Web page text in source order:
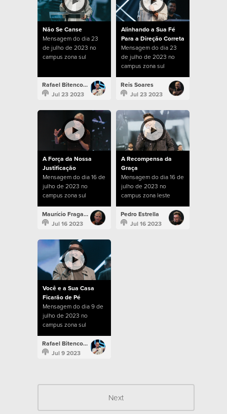
Não Se Canse
Mensagem do dia 23
de julho de 2023 no
campus zona sul
Rafael Bitencourt
Jul 23 2023
Alinhando a Sua Fé
Para a Direção Correta
Mensagem do dia 23
de julho de 2023 no
campus zona sul
Reis Soares
Jul 23 2023
A Força da Nossa
Justificação
Mensagem do dia 16 de
julho de 2023 no
campus zona sul
Maurício Fragale
Jul 16 2023
A Recompensa da
Graça
Mensagem do dia 16 de
julho de 2023 no
campus zona leste
Pedro Estrella
Jul 16 2023
Você e a Sua Casa
Ficarão de Pé
Mensagem do dia 9 de
julho de 2023 no
campus zona sul
Rafael Bitencourt
Jul 9 2023
Next